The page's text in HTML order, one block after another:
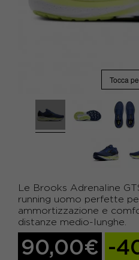
Tocca
Le Brooks Adrenaline
running uomo perfette
ammortizzazione e
distanze medio-lunghe.
90,00€ -